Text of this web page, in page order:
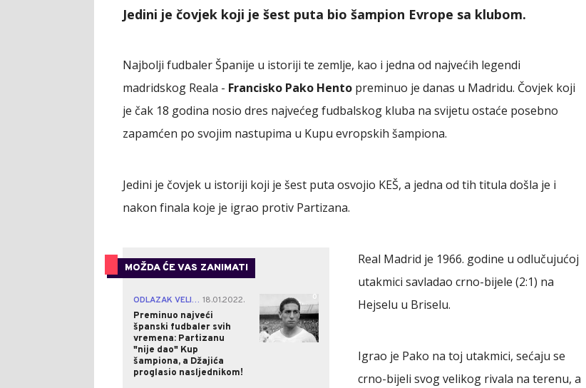
Jedini je čovjek koji je šest puta bio šampion Evrope sa klubom.
Najbolji fudbaler Španije u istoriji te zemlje, kao i jedna od najvećih legendi
madridskog Reala - Francisko Pako Hento preminuo je danas u Madridu. Čovjek koji
je čak 18 godina nosio dres najvećeg fudbalskog kluba na svijetu ostaće posebno
zapamćen po svojim nastupima u Kupu evropskih šampiona.
Jedini je čovjek u istoriji koji je šest puta osvojio KEŠ, a jedna od tih titula došla je i
nakon finala koje je igrao protiv Partizana.
MOŽDA ĆE VAS ZANIMATI
ODLAZAK VELIKANA 18.01.2022.
Preminuo najveći
španski fudbaler svih
vremena: Partizanu
"nije dao" Kup
šampiona, a Džajića
proglasio nasljednikom!
0
Real Madrid je 1966. godine u odlučujućoj
utakmici savladao crno-bijele (2:1) na
Hejselu u Briselu.
Igrao je Pako na toj utakmici, sećaju se
crno-bijeli svog velikog rivala na terenu, a